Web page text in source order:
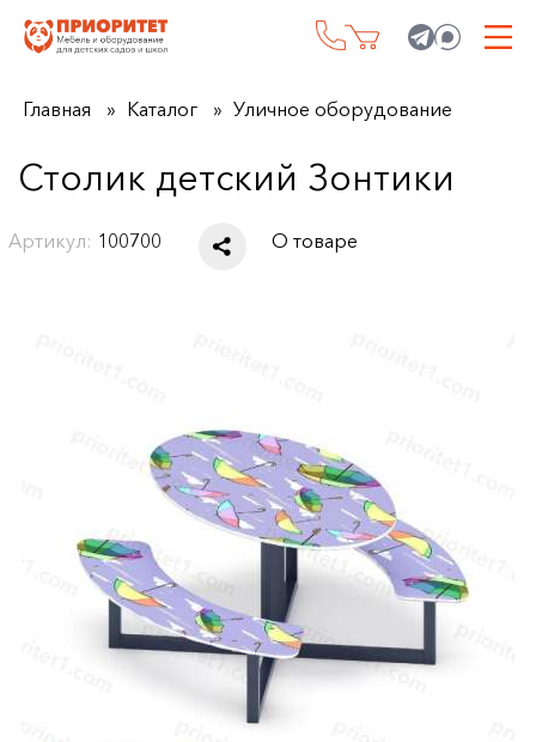
Главная Каталог Уличное оборудование
Столик детский Зонтики
Артикул: 100700 О товаре